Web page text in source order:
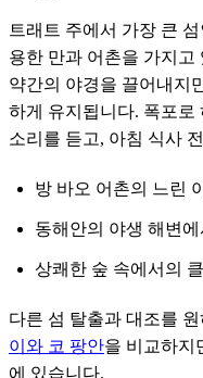
트래트 주에서 가장 큰
용한 만과 어촌을 가지고
약간의 야경을 끌어내지
하게 유지됩니다. 폭포로
소리를 듣고, 아침 식사
방 바오 어촌의 느린
동해안의 야생 해변
상쾌한 숲 속에서의
다른 섬 탈출과 대조를
이와 코 팡안을 비교하지
에 있습니다.